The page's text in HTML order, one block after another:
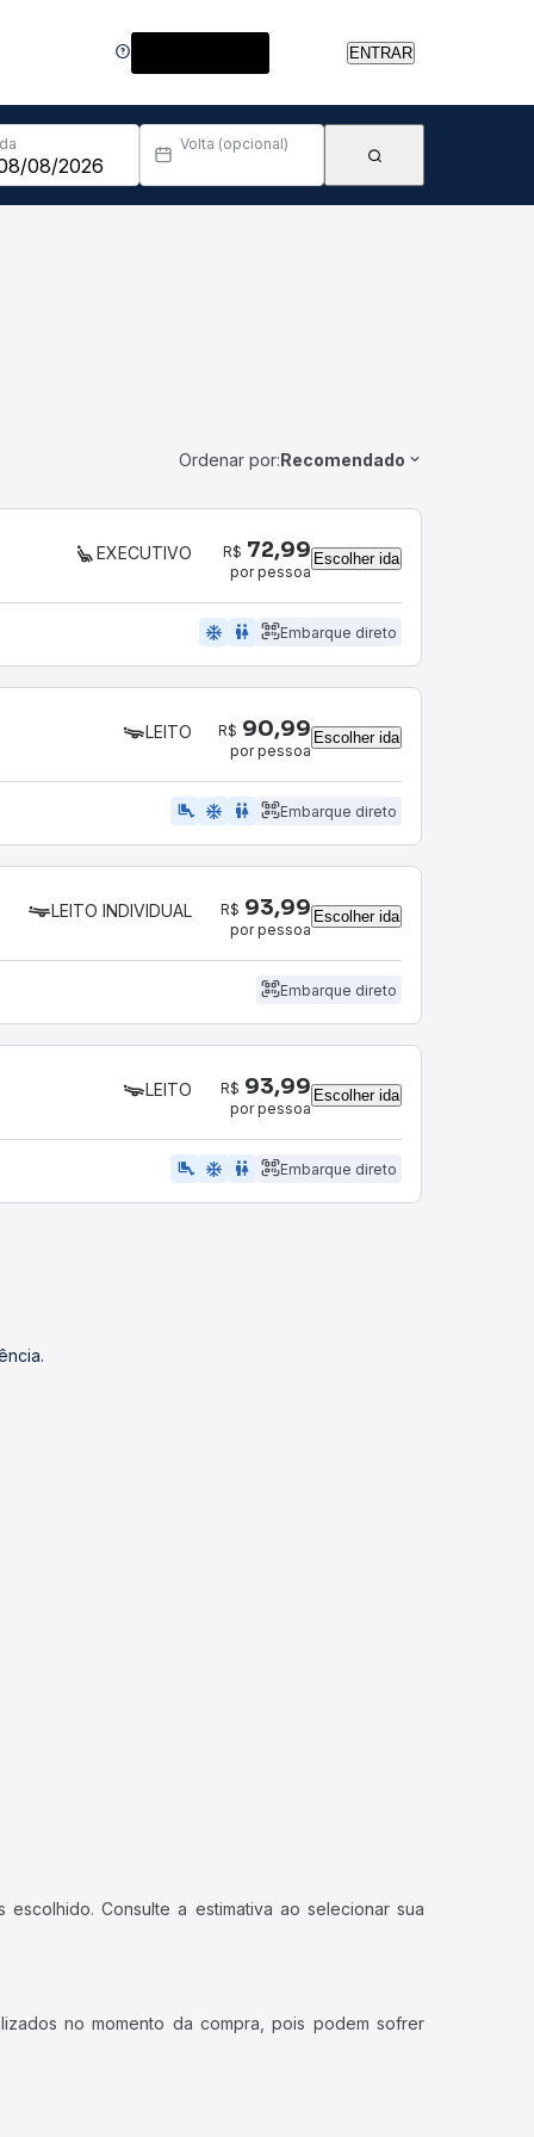
ENTRAR
Volta (opcional)
Ordenar por:Recomendado
EXECUTIVO R$ 72,99
por pessoa
Escolher ida
ac_unit wc Embarque direto
LEITO R$ 90,99
por pessoa
Escolher ida
airline_seat_legroom_extra ac_unit wc Embarque direto
LEITO INDIVIDUAL R$ 93,99
por pessoa
Escolher ida
Embarque direto
LEITO R$ 93,99
por pessoa
Escolher ida
airline_seat_legroom_extra ac_unit wc Embarque direto
Consulte a estimativa ao selecionar sua
no momento da compra, pois podem sofrer